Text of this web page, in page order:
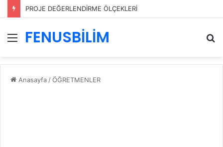
PROJE DEĞERLENDİRME ÖLÇEKLERİ
Menü
FENUSBİLİM
...
Anasayfa /ÖĞRETMENLER